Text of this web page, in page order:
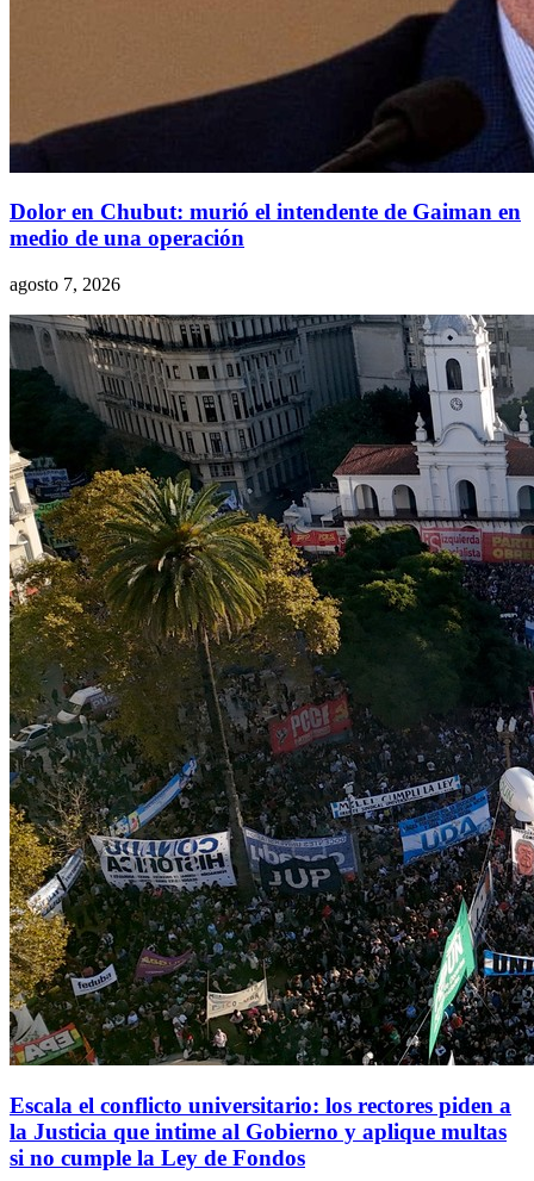
Dolor en Chubut: murió el intendente de Gaiman en
medio de una operación
agosto 7, 2026
Escala el conflicto universitario: los rectores piden a
la Justicia que intime al Gobierno y aplique multas
si no cumple la Ley de Fondos